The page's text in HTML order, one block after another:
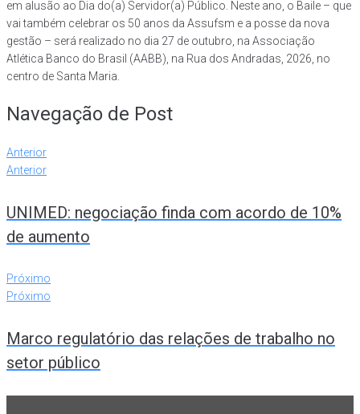
em alusão ao Dia do(a) Servidor(a) Público. Neste ano, o Baile – que
vai também celebrar os 50 anos da Assufsm e a posse da nova
gestão – será realizado no dia 27 de outubro, na Associação
Atlética Banco do Brasil (AABB), na Rua dos Andradas, 2026, no
centro de Santa Maria.
Navegação de Post
Anterior
Anterior
UNIMED: negociação finda com acordo de 10%
de aumento
Próximo
Próximo
Marco regulatório das relações de trabalho no
setor público